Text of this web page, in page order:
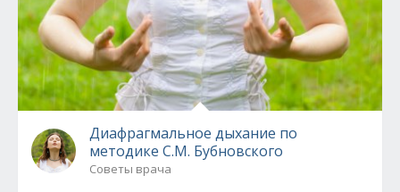
Диафрагмальное дыхание по
методике С.М. Бубновского
Советы врача